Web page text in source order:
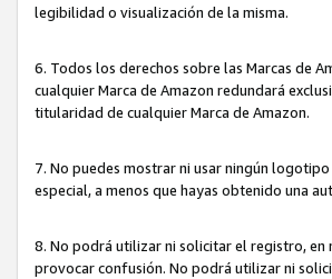
legibilidad o visualización de la misma.
6. Todos los derechos sobre las Marcas de
cualquier Marca de Amazon redundará
titularidad de cualquier Marca de Amazon.
7. No puedes mostrar ni usar ningún
especial, a menos que hayas obtenido una
8. No podrá utilizar ni solicitar el registro, en
provocar confusión. No podrá utilizar ni